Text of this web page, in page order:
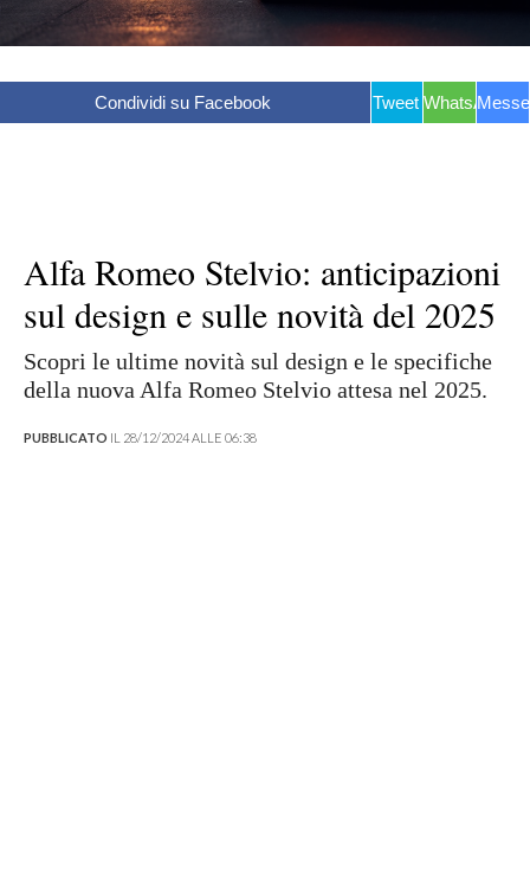
Condividi su Facebook Tweet WhatsApp
Alfa Romeo Stelvio: anticipazioni
sul design e sulle novità del 2025
Scopri le ultime novità sul design e le specifiche
della nuova Alfa Romeo Stelvio attesa nel 2025.
PUBBLICATO IL 28/12/2024 ALLE 06:38